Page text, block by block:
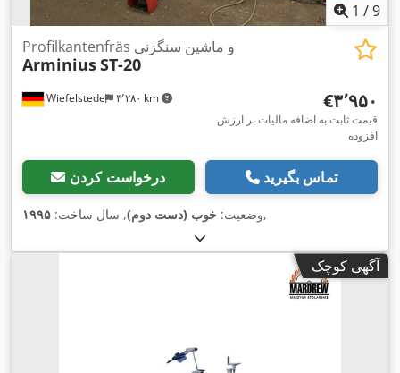
1 /9
Wiefelstede ۴٬۲۸۰ km
Profilkantenfräs و ماشین سنگزنی
ArminiusST-20
‎€۳٬۹۵۰
قیمت ثابت به اضافه مالیات بر ارزش
افزوده
درخواست کردن تماس بگیرید
وضعیت: خوب (دست دوم), سال ساخت: ۱۹۹۵ ,
آگهی کوچک